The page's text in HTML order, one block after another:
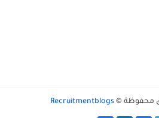
محفوظة © Recruitmentblogs